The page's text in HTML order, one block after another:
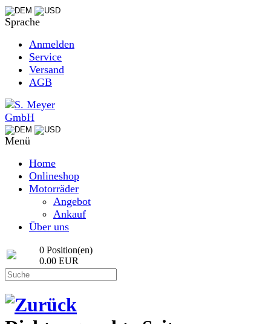
Sprache
Anmelden
Service
Versand
AGB
Menü
Home
Onlineshop
Motorräder
Angebot
Ankauf
Über uns
0 Position(en)
0.00 EUR